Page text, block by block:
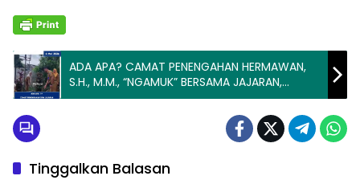
ADA APA? CAMAT PENENGAHAN HERMAWAN,
S.H., M.M., “NGAMUK” BERSAMA JAJARAN,
OBRAK-ABRIK LINGKUNGAN KANTOR!
Tinggalkan Balasan